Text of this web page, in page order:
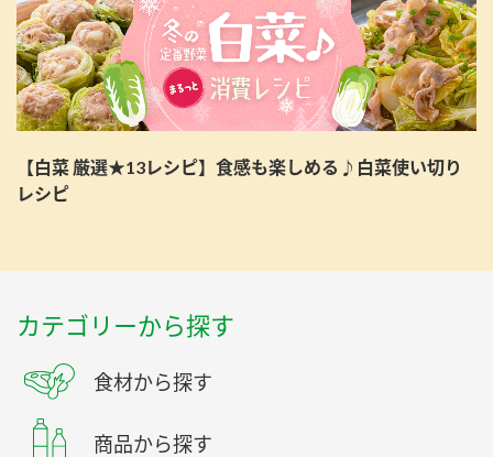
【白菜 厳選★13レシピ】食感も楽しめる♪白菜使い切り
レシピ
カテゴリーから探す
食材から探す
商品から探す